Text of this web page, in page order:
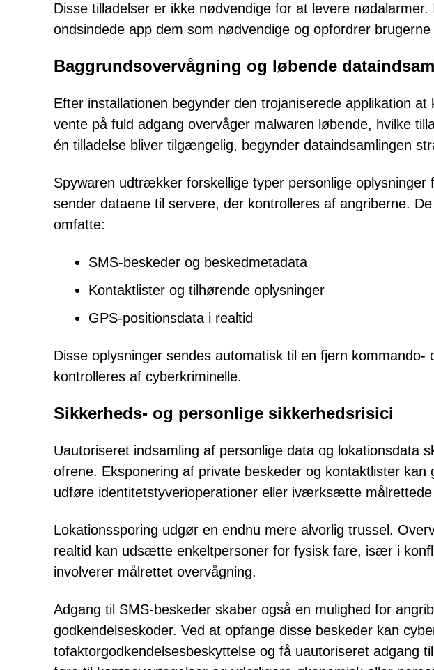
Disse tilladelser er ikke nødvendige for at levere
ondsindede app dem som nødvendige og opfordrer
Baggrundsovervågning og løbende
Efter installationen begynder den trojaniserede applikation
vente på fuld adgang overvåger malwaren løbende, hvilke
én tilladelse bliver tilgængelig, begynder dataindsamlingen
Spywaren udtrækker forskellige typer personlige oplysninger
sender dataene til servere, der kontrolleres af angriberne.
omfatte:
SMS-beskeder og beskedmetadata
Kontaktlister og tilhørende oplysninger
GPS-positionsdata i realtid
Disse oplysninger sendes automatisk til en fjern kommando-
kontrolleres af cyberkriminelle.
Sikkerheds- og personlige sikkerhedsrisici
Uautoriseret indsamling af personlige data og lokationsdata
ofrene. Eksponering af private beskeder og kontaktlister
udføre identitetstyverioperationer eller iværksætte målrettede
Lokationssporing udgør en endnu mere alvorlig trussel.
realtid kan udsætte enkeltpersoner for fysisk fare, især i
involverer målrettet overvågning.
Adgang til SMS-beskeder skaber også en mulighed for
godkendelseskoder. Ved at opfange disse beskeder kan
tofaktorgodkendelsesbeskyttelse og få uautoriseret adgang